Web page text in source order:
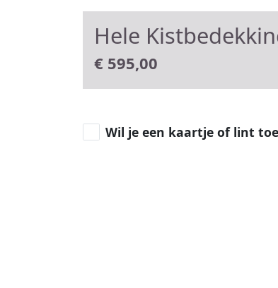
Hele
€ 595,00
Wil je een kaartje of lint